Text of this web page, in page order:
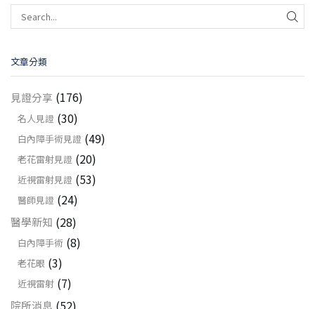
文章分類
見證分享 (176)
名人見證 (30)
白內障手術見證 (49)
老花雷射見證 (20)
近視雷射見證 (53)
醫師見證 (24)
醫學新知 (28)
白內障手術 (8)
老花眼 (3)
近視雷射 (7)
院所消息 (52)